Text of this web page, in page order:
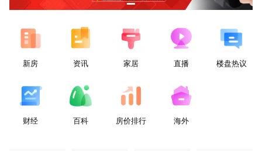
新房 资讯 家居 直播 楼盘热议
财经 百科 房价排行 海外